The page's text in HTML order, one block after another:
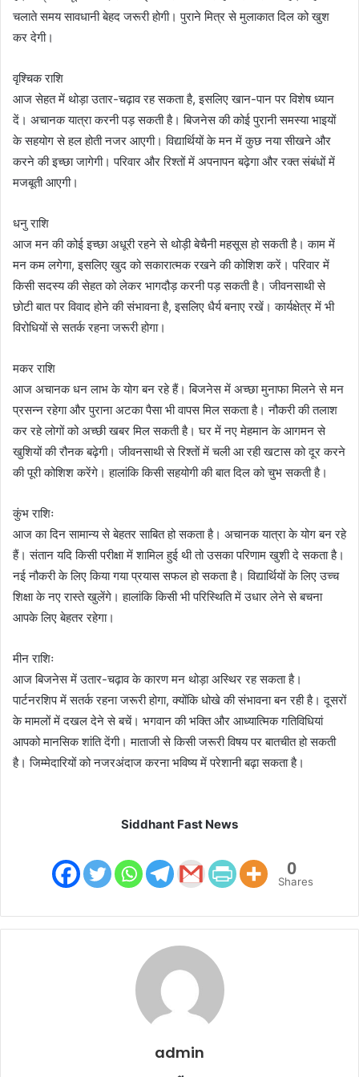
चलाते समय सावधानी बेहद जरूरी होगी। पुराने मित्र से मुलाकात दिल को खुश
कर देगी।
वृश्चिक राशि
आज सेहत में थोड़ा उतार-चढ़ाव रह सकता है, इसलिए खान-पान पर विशेष ध्यान
दें। अचानक यात्रा करनी पड़ सकती है। बिजनेस की कोई पुरानी समस्या भाइयों
के सहयोग से हल होती नजर आएगी। विद्यार्थियों के मन में कुछ नया सीखने और
करने की इच्छा जागेगी। परिवार और रिश्तों में अपनापन बढ़ेगा और रक्त संबंधों में
मजबूती आएगी।
धनु राशि
आज मन की कोई इच्छा अधूरी रहने से थोड़ी बेचैनी महसूस हो सकती है। काम में
मन कम लगेगा, इसलिए खुद को सकारात्मक रखने की कोशिश करें। परिवार में
किसी सदस्य की सेहत को लेकर भागदौड़ करनी पड़ सकती है। जीवनसाथी से
छोटी बात पर विवाद होने की संभावना है, इसलिए धैर्य बनाए रखें। कार्यक्षेत्र में भी
विरोधियों से सतर्क रहना जरूरी होगा।
मकर राशि
आज अचानक धन लाभ के योग बन रहे हैं। बिजनेस में अच्छा मुनाफा मिलने से मन
प्रसन्न रहेगा और पुराना अटका पैसा भी वापस मिल सकता है। नौकरी की तलाश
कर रहे लोगों को अच्छी खबर मिल सकती है। घर में नए मेहमान के आगमन से
खुशियों की रौनक बढ़ेगी। जीवनसाथी से रिश्तों में चली आ रही खटास को दूर करने
की पूरी कोशिश करेंगे। हालांकि किसी सहयोगी की बात दिल को चुभ सकती है।
कुंभ राशिः
आज का दिन सामान्य से बेहतर साबित हो सकता है। अचानक यात्रा के योग बन रहे
हैं। संतान यदि किसी परीक्षा में शामिल हुई थी तो उसका परिणाम खुशी दे सकता है।
नई नौकरी के लिए किया गया प्रयास सफल हो सकता है। विद्यार्थियों के लिए उच्च
शिक्षा के नए रास्ते खुलेंगे। हालांकि किसी भी परिस्थिति में उधार लेने से बचना
आपके लिए बेहतर रहेगा।
मीन राशिः
आज बिजनेस में उतार-चढ़ाव के कारण मन थोड़ा अस्थिर रह सकता है।
पार्टनरशिप में सतर्क रहना जरूरी होगा, क्योंकि धोखे की संभावना बन रही है। दूसरों
के मामलों में दखल देने से बचें। भगवान की भक्ति और आध्यात्मिक गतिविधियां
आपको मानसिक शांति देंगी। माताजी से किसी जरूरी विषय पर बातचीत हो सकती
है। जिम्मेदारियों को नजरअंदाज करना भविष्य में परेशानी बढ़ा सकता है।
Siddhant Fast News
0
Shares
admin